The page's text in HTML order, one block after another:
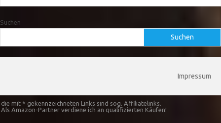
Suchen
Suchen
Impressum
die mit * gekennzeichneten Links sind sog. Affiliatelinks.
Als Amazon-Partner verdiene ich an qualifizierten Käufen!